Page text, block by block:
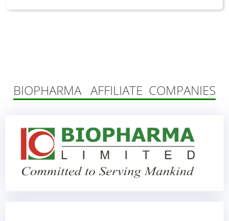
BIOPHARMA AFFILIATE COMPANIES